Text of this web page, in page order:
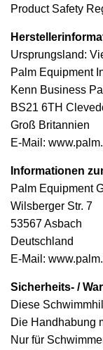
Product Safety
Ursprungsland:
Palm Equipment
Kenn Business
BS21 6TH
Groß Britannien
E-Mail:
Informationen
Palm Equipment
Wilsberger Str. 7
53567 Asbach
Deutschland
E-Mail:
Sicherheits- /
Diese
Die Handhabung
Nur für